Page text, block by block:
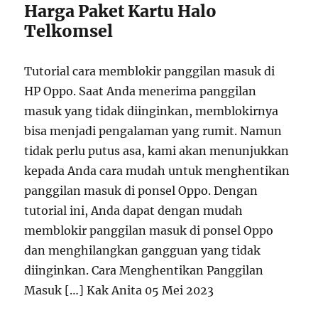
Harga Paket Kartu Halo
Telkomsel
Tutorial cara memblokir panggilan masuk di
HP Oppo. Saat Anda menerima panggilan
masuk yang tidak diinginkan, memblokirnya
bisa menjadi pengalaman yang rumit. Namun
tidak perlu putus asa, kami akan menunjukkan
kepada Anda cara mudah untuk menghentikan
panggilan masuk di ponsel Oppo. Dengan
tutorial ini, Anda dapat dengan mudah
memblokir panggilan masuk di ponsel Oppo
dan menghilangkan gangguan yang tidak
diinginkan. Cara Menghentikan Panggilan
Masuk […] Kak Anita 05 Mei 2023